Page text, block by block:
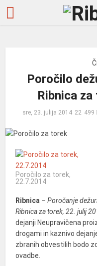
Poročilo
Ribnica
sre, 23. julija 2014 499
Poročilo za torek,
22.7.2014
Ribnica –Poročanje
Ribnica za torek, 22. julij
dejanji Neupravičena
drogami in kaznivo
zbranih obvestilih bodo
ovadbe.